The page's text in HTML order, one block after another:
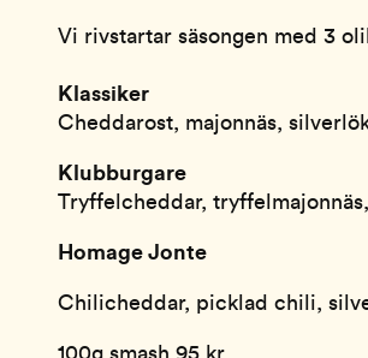
Vi rivstartar säsongen med 3
Klassiker
Cheddarost, majonnäs,
Klubburgare
Tryffelcheddar,
Homage Jonte
Chilicheddar, picklad chili,
100g smash 95 kr